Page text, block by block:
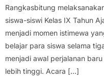
Rangkasbitung
siswa-siswi Kelas IX Tahun
menjadi momen istimewa
belajar para siswa selama
menjadi awal perjalanan
lebih tinggi. Acara […]